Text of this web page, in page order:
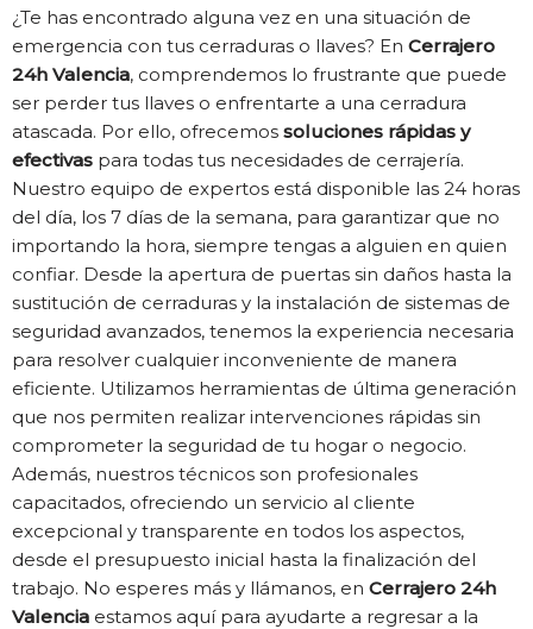
¿Te has encontrado alguna vez en una situación de
emergencia con tus cerraduras o llaves? En Cerrajero
24h Valencia, comprendemos lo frustrante que puede
ser perder tus llaves o enfrentarte a una cerradura
atascada. Por ello, ofrecemos soluciones rápidas y
efectivas para todas tus necesidades de cerrajería.
Nuestro equipo de expertos está disponible las 24 horas
del día, los 7 días de la semana, para garantizar que no
importando la hora, siempre tengas a alguien en quien
confiar. Desde la apertura de puertas sin daños hasta la
sustitución de cerraduras y la instalación de sistemas de
seguridad avanzados, tenemos la experiencia necesaria
para resolver cualquier inconveniente de manera
eficiente. Utilizamos herramientas de última generación
que nos permiten realizar intervenciones rápidas sin
comprometer la seguridad de tu hogar o negocio.
Además, nuestros técnicos son profesionales
capacitados, ofreciendo un servicio al cliente
excepcional y transparente en todos los aspectos,
desde el presupuesto inicial hasta la finalización del
trabajo. No esperes más y llámanos, en Cerrajero 24h
Valencia estamos aquí para ayudarte a regresar a la